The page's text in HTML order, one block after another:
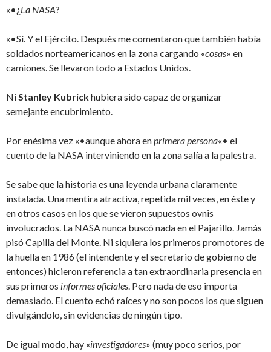
«•¿La NASA?
«•Sí. Y el Ejército. Después me comentaron que también había
soldados norteamericanos en la zona cargando «cosas» en
camiones. Se llevaron todo a Estados Unidos.
NiStanley Kubrickhubiera sido capaz de organizar
semejante encubrimiento.
Por enésima vez «•aunque ahora enprimera persona«• el
cuento de la NASA interviniendo en la zona salía a la palestra.
Se sabe que la historia es una leyenda urbana claramente
instalada. Una mentira atractiva, repetida mil veces, en éste y
en otros casos en los que se vieron supuestos ovnis
involucrados. La NASA nunca buscó nada en el Pajarillo. Jamás
pisó Capilla del Monte. Ni siquiera los primeros promotores de
la huella en 1986 (el intendente y el secretario de gobierno de
entonces) hicieron referencia a tan extraordinaria presencia en
sus primeros informes oficiales. Pero nada de eso importa
demasiado. El cuento echó raíces y no son pocos los que siguen
divulgándolo, sin evidencias de ningún tipo.
De igual modo, hay «investigadores» (muy poco serios, por